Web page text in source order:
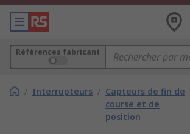
Références fabricant
/ Interrupteurs / Capteurs de fin de
course et de
position